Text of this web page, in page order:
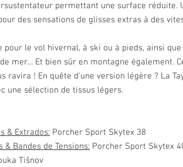
permettant une surface réduite.
des sensations de glisses extras à des
pour le vol hivernal, à ski ou à pieds, ainsi
mer... Et bien sûr en montagne également.
ravira ! En quête d'une version légère ? La
une sélection de tissus légers.
& Extrados: Porcher Sport Skytex 38
& Bandes de Tensions: Porcher Sport Skytex
Tišnov